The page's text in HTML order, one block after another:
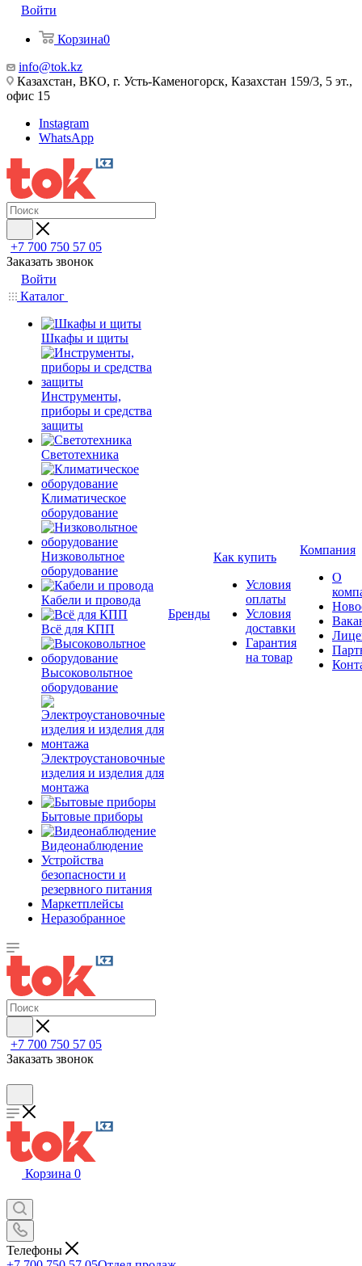
Войти
Корзина0
info@tok.kz
Казахстан, ВКО, г. Усть-Каменогорск, Казахстан 159/3, 5 эт.,
офис 15
Instagram
WhatsApp
+7 700 750 57 05
Заказать звонок
Войти
Каталог
Шкафы и щиты
Инструменты,
приборы и средства
защиты
Светотехника
Климатическое
оборудование
Низковольтное
оборудование
Кабели и провода
Всё для КПП
Высоковольтное
оборудование
Электроустановочные
изделия и изделия для
монтажа
Бытовые приборы
Видеонаблюдение
Устройства
безопасности и
резервного питания
Маркетплейсы
Неразобранное
Бренды
Как купить
Условия
оплаты
Условия
доставки
Гарантия
на товар
Компания
О
+7 700 750 57 05
Заказать звонок
Корзина 0
Телефоны